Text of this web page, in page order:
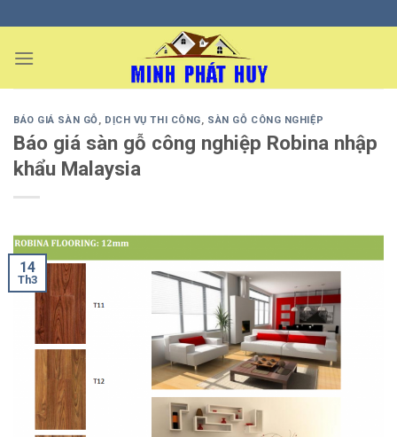
to
content
BÁO GIÁ SÀN GỖ, DỊCH VỤ THI CÔNG, SÀN GỖ CÔNG NGHIỆP
Báo giá sàn gỗ công nghiệp Robina nhập
khẩu Malaysia
14
Th3